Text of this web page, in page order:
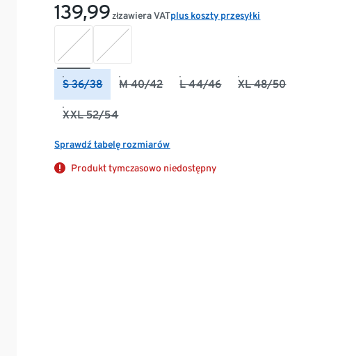
139,99 złzawiera VATplus koszty przesyłki
S 36/38 M 40/42 L 44/46 XL 48/50
XXL 52/54
Sprawdź tabelę rozmiarów
Produkt tymczasowo niedostępny